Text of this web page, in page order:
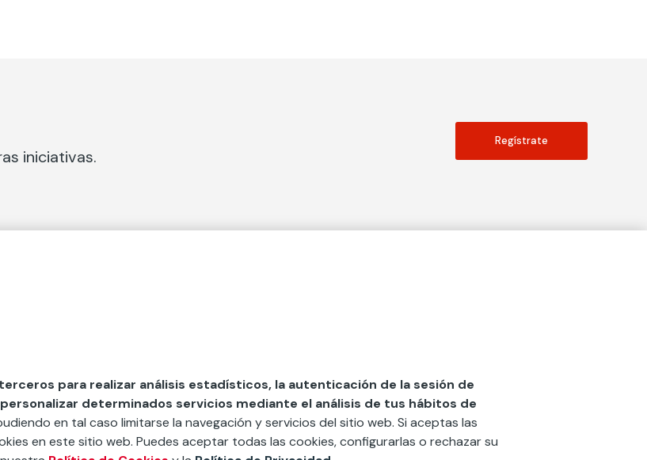
iniciativas.
Regístrate
Nuestros Podcast
Sistema Interno de Información
Centro de Documentación
Red Ibérica Fundación Mapfre
para realizar análisis estadísticos, la autenticación de la sesión de
determinados servicios mediante el análisis de tus hábitos de
en tal caso limitarse la navegación y servicios del sitio web. Si aceptas las
en este sitio web. Puedes aceptar todas las cookies, configurarlas o rechazar su